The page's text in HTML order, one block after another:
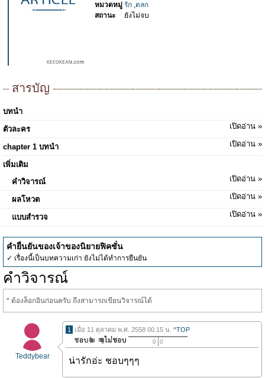
หมวดหมู่ รัก ,ตลก
สถานะ
ยังไม่จบ
สารบัญ
บทนำ
ตัวละคร
เปิดอ่าน »
chapter 1 บทนำ เปิดอ่าน »
เพิ่มเติม
คำวิจารณ์
เปิดอ่าน »
ผลโหวต เปิดอ่าน »
แบบสำรวจ เปิดอ่าน »
คำยืนยันของเจ้าของนิยายฟิคชั่น
✓ เรื่องนี้เป็นบทความเก่า ยังไม่ได้ทำการยืนยัน
คำวิจารณ์
* ต้องล็อกอินก่อนครับ ถึงสามารถเขียนวิจารณ์ได้
Teddybear
1 เมื่อ 11 ตุลาคม พ.ศ. 2558 00.15 น. ^TOP
0 0
น่ารักอ่ะ ชอบๆๆๆ